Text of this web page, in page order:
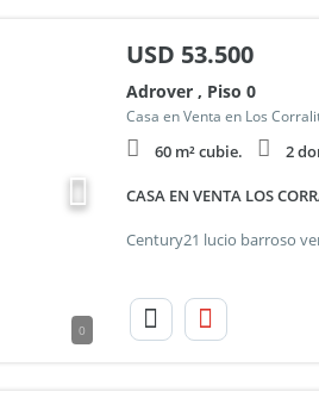
0
USD 53.500
Adrover , Piso 0
Casa en Venta en Los
60 m² cubie. 2
CASA EN VENTA LOS